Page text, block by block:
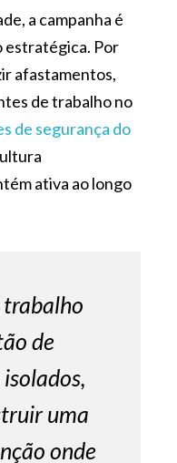
a campanha é
estratégica. Por
afastamentos,
de trabalho no
de segurança do
ativa ao longo
trabalho
de
uma
onde